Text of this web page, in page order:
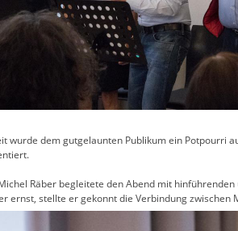
wurde dem gutgelaunten Publikum ein Potpourri
Räber begleitete den Abend mit
ernst, stellte er gekonnt die Verbindung